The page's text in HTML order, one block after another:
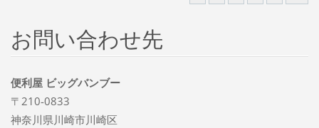
お問い合わせ先
便利屋 ビッグバンブー
〒210-0833
神奈川県川崎市川崎区